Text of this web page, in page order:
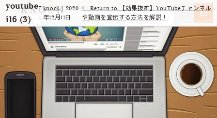
youtube-
i16 (3)
knock | 2020
年12月11日
← Return to 【効果抜群】YouTubeチャンネル
や動画を宣伝する方法を解説！